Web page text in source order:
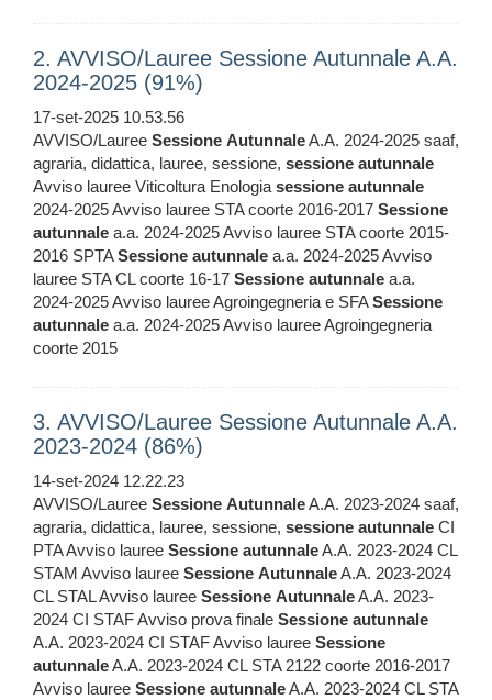
2. AVVISO/Lauree Sessione Autunnale A.A.
2024-2025 (91%)
17-set-2025 10.53.56
AVVISO/Lauree Sessione AutunnaleA.A. 2024-2025 saaf,
agraria, didattica, lauree, sessione, sessione autunnale
Avviso lauree Viticoltura Enologiasessione autunnale
2024-2025 Avviso lauree STA coorte 2016-2017 Sessione
autunnale a.a. 2024-2025 Avviso lauree STA coorte 2015-
2016 SPTASessione autunnale a.a. 2024-2025 Avviso
lauree STA CL coorte 16-17 Sessione autunnale a.a.
2024-2025 Avviso lauree Agroingegneria e SFASessione
autunnale a.a. 2024-2025 Avviso lauree Agroingegneria
coorte 2015
3. AVVISO/Lauree Sessione Autunnale A.A.
2023-2024 (86%)
14-set-2024 12.22.23
AVVISO/Lauree Sessione AutunnaleA.A. 2023-2024 saaf,
agraria, didattica, lauree, sessione, sessione autunnale CI
PTA Avviso lauree Sessione autunnaleA.A. 2023-2024 CL
STAM Avviso lauree Sessione AutunnaleA.A. 2023-2024
CL STAL Avviso lauree Sessione AutunnaleA.A. 2023-
2024 CI STAF Avviso prova finale Sessione autunnale
A.A. 2023-2024 CI STAF Avviso lauree Sessione
autunnaleA.A. 2023-2024 CL STA 2122 coorte 2016-2017
Avviso lauree Sessione autunnaleA.A. 2023-2024 CL STA